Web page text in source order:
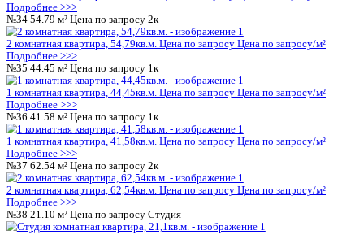
1 комнатная квартира, 41,5кв.м.
Подробнее >>>
№6 38.85 м² Цена по запросу 1к
1 комнатная квартира, 38,85кв.м.
Подробнее >>>
№7 58.64 м² Цена по запросу 2к
2 комнатная квартира, 58,64кв.м. Цена по запросу
Подробнее >>>
№8 20.39 м² Цена по запросу
1 комнатная квартира, 20,39кв.м. Цена по запросу Цена по
Подробнее >>>
№9 33.46 м² Цена по запросу Студия